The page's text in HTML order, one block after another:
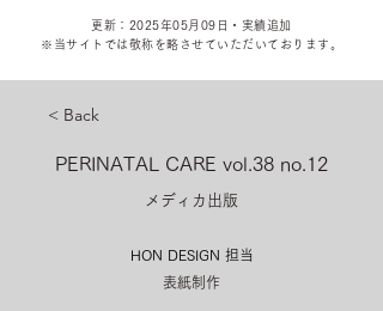
更新：2025年05 月09 日・実績追加
​※当サイトでは敬称を 略させていただいております。
< Back
PERINATAL CARE vol.38 no.12
メディカ出版
HON DESIGN​ 担当
表紙制作